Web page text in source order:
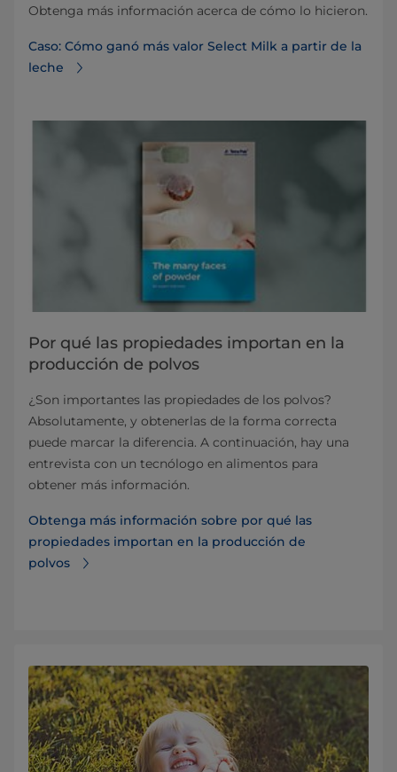
Obtenga más información acerca de cómo lo hicieron.
Caso: Cómo ganó más valor Select Milk a partir de la
leche
Por qué las propiedades importan en la
producción de polvos
¿Son importantes las propiedades de los polvos?
Absolutamente, y obtenerlas de la forma correcta
puede marcar la diferencia. A continuación, hay una
entrevista con un tecnólogo en alimentos para
obtener más información.
Obtenga más información sobre por qué las
propiedades importan en la producción de
polvos